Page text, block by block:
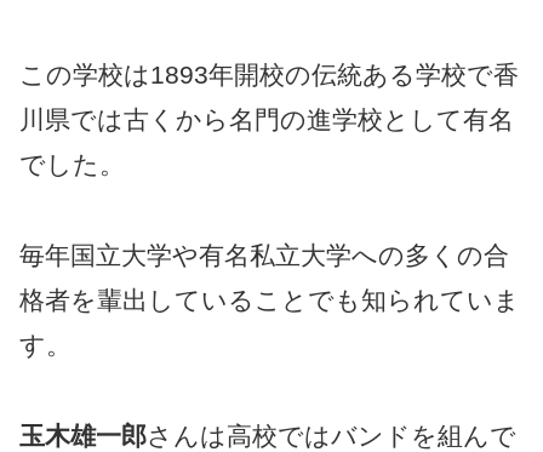
この学校は1893年開校の伝統ある学校で香
川県では古くから名門の進学校として有名
でした。
毎年国立大学や有名私立大学への多くの合
格者を輩出していることでも知られていま
す。
玉木雄一郎さんは高校ではバンドを組んで